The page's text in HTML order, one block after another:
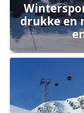
drukke en